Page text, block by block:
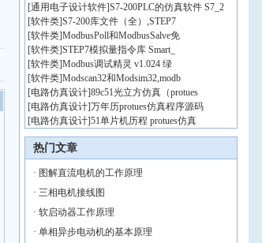
[通用电子设计软件]S7-200PLC的仿真软件 S7_2
[软件类]S7-200库文件（全）,STEP7
[软件类]ModbusPoll和ModbusSalve免
[软件类]STEP7模拟量指令库 Smart_
[软件类]Modbus调试精灵 v1.024 绿
[软件类]Modscan32和Modsim32,modb
[电路仿真设计]89c51光立方仿真（protues
[电路仿真设计]万年历protues仿真程序源码
[电路仿真设计]51单片机历程 protues仿真
热门文章
· 图解直流电机的工作原理
· 三相电机接线图
· 软启动器工作原理
· 单相异步电动机的基本原理